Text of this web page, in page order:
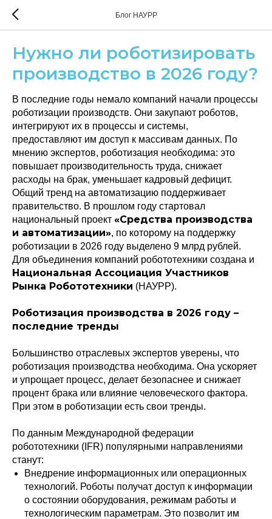
Блог НАУРР
Нужно ли роботизировать
производство в 2026 году?
В последние годы немало компаний начали процессы
роботизации производств. Они закупают роботов,
интегрируют их в процессы и системы,
предоставляют им доступ к массивам данных. По
мнению экспертов, роботизация необходима: это
повышает производительность труда, снижает
расходы на брак, уменьшает кадровый дефицит.
Общий тренд на автоматизацию поддерживает
правительство. В прошлом году стартовал
национальный проект «Средства производства
и автоматизации», по которому на поддержку
роботизации в 2026 году выделено 9 млрд рублей.
Для объединения компаний робототехники создана и
Национальная Ассоциация Участников
Рынка Робототехники (НАУРР).
Роботизация производства в 2026 году –
последние тренды
Большинство отраслевых экспертов уверены, что
роботизация производства необходима. Она ускоряет
и упрощает процесс, делает безопаснее и снижает
процент брака или влияние человеческого фактора.
При этом в роботизации есть свои тренды.
По данным Международной федерации
робототехники (IFR) популярными направлениями
станут:
Внедрение информационных или операционных
технологий. Роботы получат доступ к информации
о состоянии оборудования, режимам работы и
технологическим параметрам. Это позволит им